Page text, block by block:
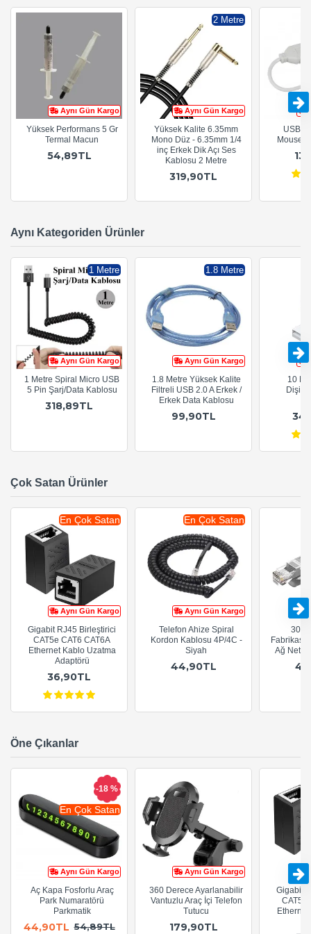
Aynı Gün Kargo
Yüksek Performans 5 Gr
Termal Macun
54,89TL
Aynı Gün Kargo
2 Metre
Yüksek Kalite 6.35mm
Mono Düz - 6.35mm 1/4
inç Erkek Dik Açı Ses
Kablosu 2 Metre
319,90TL
USB
Mouse
Aynı Kategoriden Ürünler
Aynı Gün Kargo
1 Metre
1 Metre Spiral Micro USB
5 Pin Şarj/Data Kablosu
318,89TL
Aynı Gün Kargo
1.8 Metre
1.8 Metre Yüksek Kalite
Filtreli USB 2.0 A Erkek /
Erkek Data Kablosu
99,90TL
10
Dişi/
Çok Satan Ürünler
Aynı Gün Kargo
En Çok Satan
Gigabit RJ45 Birleştirici
CAT5e CAT6 CAT6A
Ethernet Kablo Uzatma
Adaptörü
36,90TL
Aynı Gün Kargo
En Çok Satan
Telefon Ahize Spiral
Kordon Kablosu 4P/4C -
Siyah
44,90TL
Ağ
Öne Çıkanlar
Aynı Gün Kargo
En Çok Satan
-18 %
Aç Kapa Fosforlu Araç
Park Numaratörü
Parkmatik
44,90TL 54,89TL
Aynı Gün Kargo
360 Derece Ayarlanabilir
Vantuzlu Araç İçi Telefon
Tutucu
179,90TL
Gigabit
CAT5e